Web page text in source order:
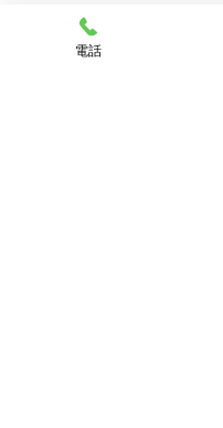
電話